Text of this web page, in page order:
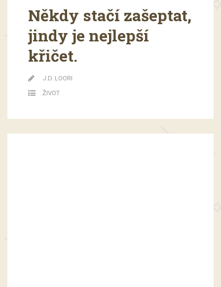
Někdy stačí zašeptat,
jindy je nejlepší
křičet.
J.D. LOORI
ŽIVOT